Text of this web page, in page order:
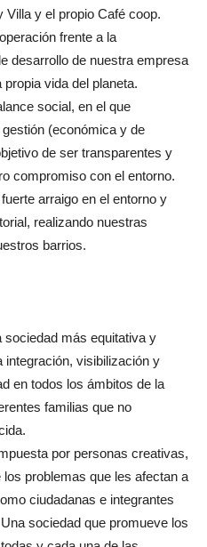
Villa y el propio Café coop.
frente a la
desarrollo de nuestra empresa
vida del planeta.
social, en el que
(económica y de
de ser transparentes y
compromiso con el entorno.
arraigo en el entorno y
realizando nuestras
barrios.
sociedad más equitativa y
integración, visibilización y
en todos los ámbitos de la
familias que no
por personas creativas,
problemas que les afectan a
ciudadanas e integrantes
sociedad que promueve los